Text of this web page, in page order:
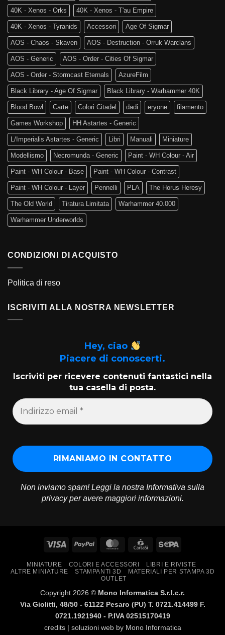
40K - Xenos - Orks 40K - Xenos - T'au Empire
40K - Xenos - Tyranids Accessori Age Of Sigmar
AOS - Chaos - Skaven AOS - Destruction - Orruk Warclans
AOS - Generic AOS - Order - Cities Of Sigmar
AOS - Order - Stormcast Eternals AzureFilm
Black Library - Age Of Sigmar Black Library - Warhammer 40K
Blood Bowl Carte Colori Citadel dadi eryone filamento
Games Workshop HH Astartes - Generic
L/Imperialis Astartes - Generic Libri Manuali Miniature
Modellismo Necromunda - Generic Paint - WH Colour - Air
Paint - WH Colour - Base Paint - WH Colour - Contrast
Paint - WH Colour - Layer Pennelli PLA The Horus Heresy
The Old World Tiratura Limitata Warhammer 40.000
Warhammer Underworlds
CONDIZIONI DI ACQUISTO
Politica di reso
ISCRIVITI ALLA NOSTRA NEWSLETTER
Hey, ciao
Piacere di conoscerti.
Iscriviti per ricevere contenuti fantastici nella
tua casella di posta.
Non inviamo spam! Leggi la nostra Informativa sulla
privacyper avere maggiori informazioni.
Visa PayPal MasterCardCartaSi
MINIATURE COLORI E ACCESSORI
LIBRI E RIVISTE
ALTRE MINIATURE
STAMPANTI 3D
MATERIALI PER STAMPA 3D
OUTLET
Copyright 2026 © Mono Informatica S.r.l.c.r.
Via Giolitti, 48/50 - 61122 Pesaro (PU) T. 0721.414499 F.
0721.1921940 - P.IVA 02515170419
credits | soluzioni web by Mono Informatica